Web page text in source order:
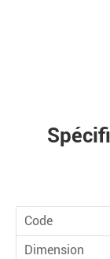
Code
Dimension